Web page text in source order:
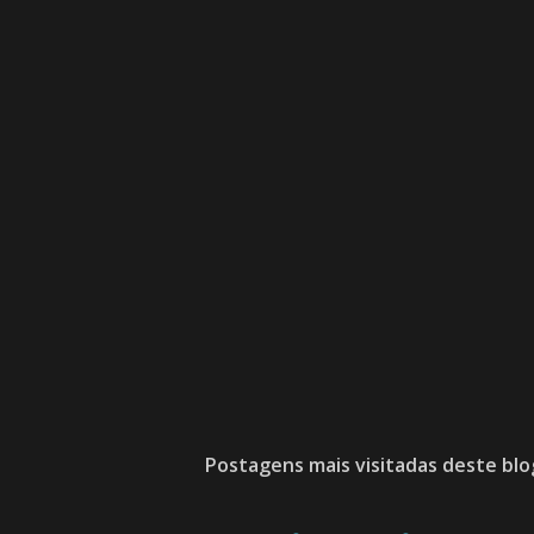
Postagens mais visitadas deste